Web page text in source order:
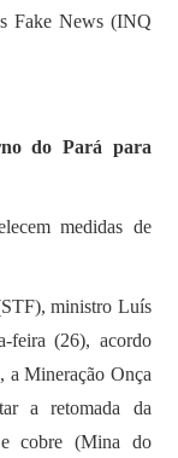
Fake News (INQ
do Pará para
medidas de
ministro Luís
feira (26), acordo
a Mineração Onça
a retomada da
cobre (Mina do